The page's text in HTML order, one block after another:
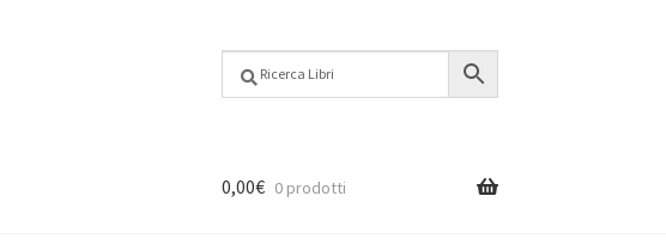
0,00€ 0 prodotti